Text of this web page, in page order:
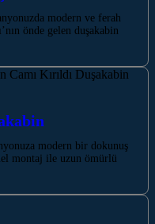
modern ve ferah
önde gelen duşakabin
modern bir dokunuş
montaj ile uzun ömürlü